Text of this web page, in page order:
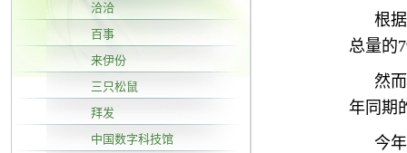
洽洽
百事
来伊份
三只松鼠
拜发
中国数字科技馆
根
总量的
然
年同期
今